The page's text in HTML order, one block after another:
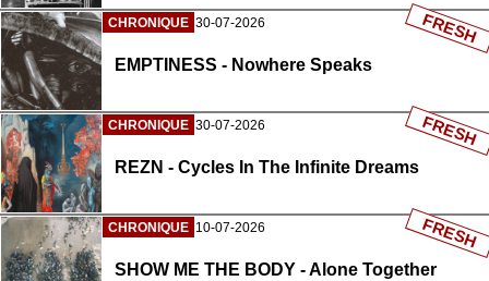
CHRONIQUE 30-07-2026
EMPTINESS - Nowhere Speaks
FRESH
CHRONIQUE 30-07-2026
REZN - Cycles In The Infinite Dreams
FRESH
CHRONIQUE 10-07-2026
SHOW ME THE BODY - Alone Together
FRESH